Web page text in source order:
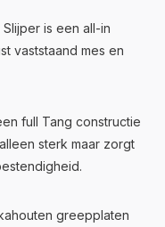
is een all-in
vaststaand mes en
full Tang constructie
sterk maar zorgt
greepplaten